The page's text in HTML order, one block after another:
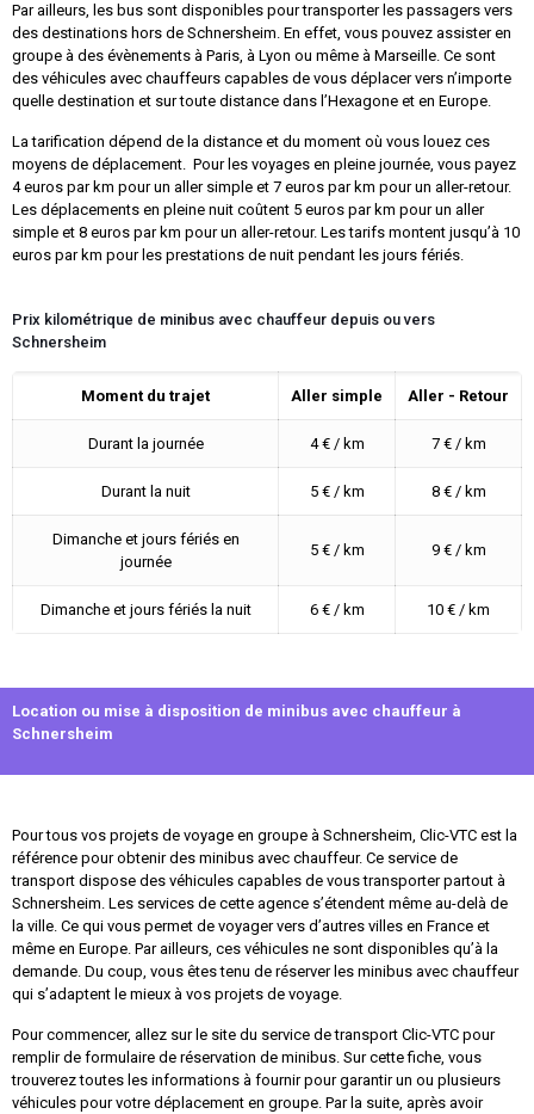
Par ailleurs, les bus sont disponibles pour transporter les passagers vers
des destinations hors de Schnersheim. En effet, vous pouvez assister en
groupe à des évènements à Paris, à Lyon ou même à Marseille. Ce sont
des véhicules avec chauffeurs capables de vous déplacer vers n’importe
quelle destination et sur toute distance dans l’Hexagone et en Europe.
La tarification dépend de la distance et du moment où vous louez ces
moyens de déplacement. Pour les voyages en pleine journée, vous payez
4 euros par km pour un aller simple et 7 euros par km pour un aller-retour.
Les déplacements en pleine nuit coûtent 5 euros par km pour un aller
simple et 8 euros par km pour un aller-retour. Les tarifs montent jusqu’à 10
euros par km pour les prestations de nuit pendant les jours fériés.
Prix kilométrique de minibus avec chauffeur depuis ou vers
Schnersheim
Moment du trajet Aller simple Aller - Retour
Durant la journée 4 € / km 7 € / km
Durant la nuit 5 € / km 8 € / km
Dimanche et jours fériés en
journée
5 € / km 9 € / km
Dimanche et jours fériés la nuit 6 € / km 10 € / km
Location ou mise à disposition de minibus avec chauffeur à
Schnersheim
Pour tous vos projets de voyage en groupe à Schnersheim, Clic-VTC est la
référence pour obtenir des minibus avec chauffeur. Ce service de
transport dispose des véhicules capables de vous transporter partout à
Schnersheim. Les services de cette agence s’étendent même au-delà de
la ville. Ce qui vous permet de voyager vers d’autres villes en France et
même en Europe. Par ailleurs, ces véhicules ne sont disponibles qu’à la
demande. Du coup, vous êtes tenu de réserver les minibus avec chauffeur
qui s’adaptent le mieux à vos projets de voyage.
Pour commencer, allez sur le site du service de transport Clic-VTC pour
remplir de formulaire de réservation de minibus. Sur cette fiche, vous
trouverez toutes les informations à fournir pour garantir un ou plusieurs
véhicules pour votre déplacement en groupe. Par la suite, après avoir